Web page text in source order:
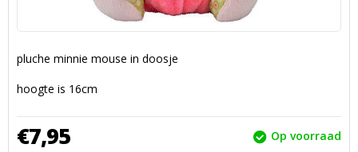
pluche minnie mouse in doosje
hoogte is 16cm
€7,95 Op voorraad